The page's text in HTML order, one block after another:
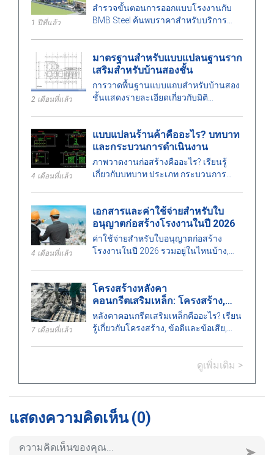
1 ปีที่แล้ว
สำรวจขั้นตอนการออกแบบโรงงานกับ
BMB Steel ค้นพบราคาสำหรับบริการ
คุณภาพสูง
2 เดือนที่แล้ว
มาตรฐานสำหรับแบบแปลนฐานราก
เสริมสำหรับบ้านสองชั้น
การวาดพื้นฐานแบบแถบสำหรับบ้านสอง
ชั้นแสดงรายละเอียดเกี่ยวกับมิติ
ปลอดภัย
4 เดือนที่แล้ว
แบบแปลนร้านค้าคืออะไร? บทบาท
และกระบวนการดำเนินงาน
ภาพวาดงานก่อสร้างคืออะไร? เรียนรู้
เกี่ยวกับบทบาท ประเภท กระบวนการ
งานก่อสร้าง.
4 เดือนที่แล้ว
เอกสารและค่าใช้จ่ายสำหรับใบ
อนุญาตก่อสร้างโรงงานในปี 2026
ค่าใช้จ่ายสำหรับใบอนุญาตก่อสร้าง
โรงงานในปี 2026 รวมอยู่ในไหนบ้าง,
งานใดที่ออกใบอนุญาต? ค้นหาคำตอบ
ได้ที่นี่.
7 เดือนที่แล้ว
โครงสร้างหลังคา
คอนกรีตเสริมเหล็ก: โครงสร้าง,
ประเภท, ข้อดีและข้อเสีย
หลังคาคอนกรีตเสริมเหล็กคืออะไร? เรียน
รู้เกี่ยวกับโครงสร้าง, ข้อดีและข้อเสีย,
ดูเพิ่มเติม >
แสดงความคิดเห็น (0)